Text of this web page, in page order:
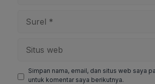
web
Simpan nama, email, dan situs web saya
untuk komentar saya berikutnya.